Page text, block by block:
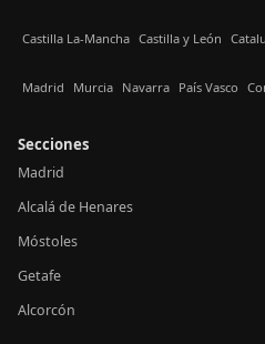
Castilla La-Mancha Castilla y León
Madrid Murcia Navarra País Vasco
Secciones
Madrid
Alcalá de Henares
Móstoles
Getafe
Alcorcón